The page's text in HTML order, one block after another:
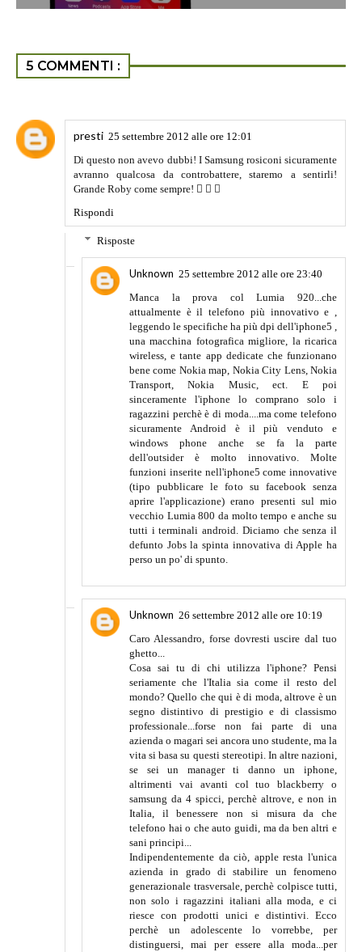
5 COMMENTI :
presti 25 settembre 2012 alle ore 12:01
Di questo non avevo dubbi! I Samsung rosiconi sicuramente
avranno qualcosa da controbattere, staremo a sentirli!
Grande Roby come sempre!   
Rispondi
Risposte
Unknown 25 settembre 2012 alle ore 23:40
Manca la prova col Lumia 920...che
attualmente è il telefono più innovativo e ,
leggendo le specifiche ha più dpi dell'iphone5 ,
una macchina fotografica migliore, la ricarica
wireless, e tante app dedicate che funzionano
bene come Nokia map, Nokia City Lens, Nokia
Transport, Nokia Music, ect. E poi
sinceramente l'iphone lo comprano solo i
ragazzini perchè è di moda....ma come telefono
sicuramente Android è il più venduto e
windows phone anche se fa la parte
dell'outsider è molto innovativo. Molte
funzioni inserite nell'iphone5 come innovative
(tipo pubblicare le foto su facebook senza
aprire l'applicazione) erano presenti sul mio
vecchio Lumia 800 da molto tempo e anche su
tutti i terminali android. Diciamo che senza il
defunto Jobs la spinta innovativa di Apple ha
perso un po' di spunto.
Unknown 26 settembre 2012 alle ore 10:19
Caro Alessandro, forse dovresti uscire dal tuo
ghetto...
Cosa sai tu di chi utilizza l'iphone? Pensi
seriamente che l'Italia sia come il resto del
mondo? Quello che qui è di moda, altrove è un
segno distintivo di prestigio e di classismo
professionale...forse non fai parte di una
azienda o magari sei ancora uno studente, ma la
vita si basa su questi stereotipi. In altre nazioni,
se sei un manager ti danno un iphone,
altrimenti vai avanti col tuo blackberry o
samsung da 4 spicci, perchè altrove, e non in
Italia, il benessere non si misura da che
telefono hai o che auto guidi, ma da ben altri e
sani principi...
Indipendentemente da ciò, apple resta l'unica
azienda in grado di stabilire un fenomeno
generazionale trasversale, perchè colpisce tutti,
non solo i ragazzini italiani alla moda, e ci
riesce con prodotti unici e distintivi. Ecco
perchè un adolescente lo vorrebbe, per
distinguersi, mai per essere alla moda...per